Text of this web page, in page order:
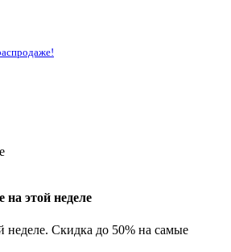
этой неделе
Скидка до 50% на самые